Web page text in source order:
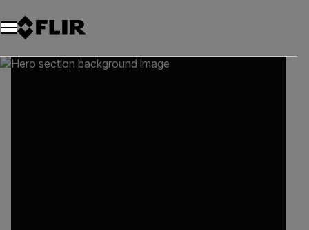
Unread messages
Modello
Rimuovi
articoli
articolo
Aggiungi al carrello
Aggiunto al carrello